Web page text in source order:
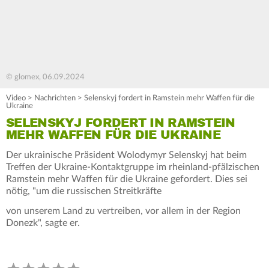
© glomex, 06.09.2024
Video > Nachrichten > Selenskyj fordert in Ramstein mehr Waffen für die
Ukraine
SELENSKYJ FORDERT IN RAMSTEIN
MEHR WAFFEN FÜR DIE UKRAINE
Der ukrainische Präsident Wolodymyr Selenskyj hat beim
Treffen der Ukraine-Kontaktgruppe im rheinland-pfälzischen
Ramstein mehr Waffen für die Ukraine gefordert. Dies sei
nötig, "um die russischen Streitkräfte
von unserem Land zu vertreiben, vor allem in der Region
Donezk", sagte er.